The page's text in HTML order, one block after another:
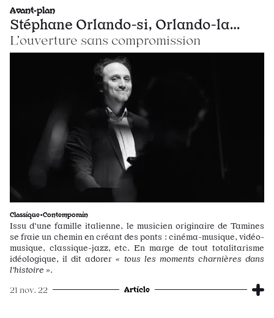
Avant-plan
Stéphane Orlando-si, Orlando-la…
L’ouverture sans compromission
Classique•Contemporain
Issu d’une famille italienne, le musicien originaire de Tamines
se fraie un chemin en créant des ponts : cinéma-musique, vidéo-
musique, classique-jazz, etc. En marge de tout totalitarisme
idéologique, il dit adorer« tous les moments charnières dans
l’histoire ».
21 nov. 22 Article